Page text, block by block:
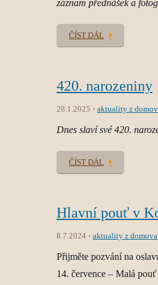
záznam přednášek a
ČÍST DÁL
420. narozeniny
28.1.2025 aktuality z
Dnes slaví své 420.
ČÍST DÁL
Hlavní pouť v
8.7.2024 aktuality z domova
Přijměte pozvání na
14. července – Malá pouť